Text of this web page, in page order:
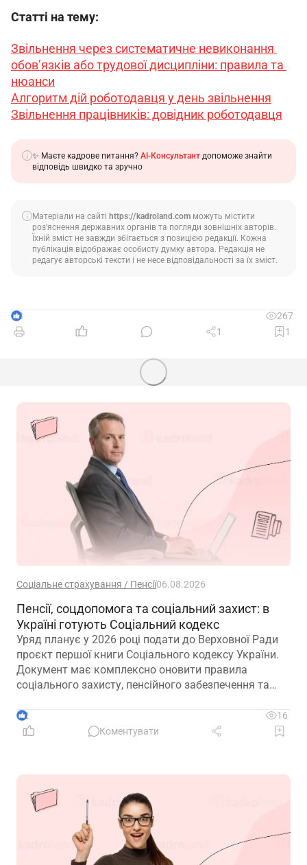
Статті на тему:
Звільнення через систематичне невиконання
обов’язків або трудової дисципліни: правила та
нюанси
Алгоритм дій роботодавця у день звільнення
Звільнення працівників: довідник роботодавця
✨ Маєте кадрове питання? AI-Консультант допоможе знайти
відповідь швидко та зручно
Матеріали на сайті https://kadroland.com можуть містити
роз'яснення державних органів та погляди зовнішніх авторів.
Їхній зміст не завжди збігається з позицією редакції. Кожна
публікація відображає особисту думку автора. Редакція не
редагує авторські тексти і не несе відповідальності за їх зміст.
3
267
1
1
Соціальне страхування / Пенсії06.08.2026
Пенсії, соцдопомога та соціальний захист: в
Україні готують Соціальний кодекс
Уряд планує у 2026 році подати до Верховної Ради
проєкт першої книги Соціального кодексу України.
Документ має комплексно оновити правила
соціального захисту, пенсійного забезпечення та
близько 100 законодавчих актів із правом ЄС
2
16
Коментувати